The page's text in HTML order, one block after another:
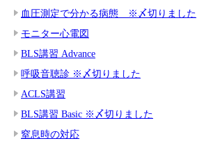
血圧測定で分かる病態 ※〆切りました
モニター心電図
BLS講習 Advance
呼吸音聴診 ※〆切りました
ACLS講習
BLS講習 Basic ※〆切りました
窒息時の対応